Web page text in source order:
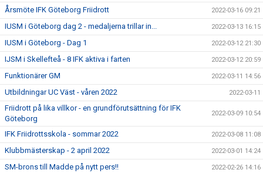
Årsmöte IFK Göteborg Friidrott 2022-03-16 09:21
IUSM i Göteborg dag 2 - medaljerna trillar in... 2022-03-13 16:15
IUSM i Göteborg - Dag 1 2022-03-12 21:30
IJSM i Skellefteå - 8 IFK aktiva i farten 2022-03-12 20:59
Funktionärer GM 2022-03-11 14:56
Utbildningar UC Väst - våren 2022 2022-03-11
Friidrott på lika villkor - en grundförutsättning för IFK
Göteborg
2022-03-09 10:54
IFK Friidrottsskola - sommar 2022 2022-03-08 11:08
Klubbmästerskap - 2 april 2022 2022-03-01 14:24
SM-brons till Madde på nytt pers!! 2022-02-26 14:16